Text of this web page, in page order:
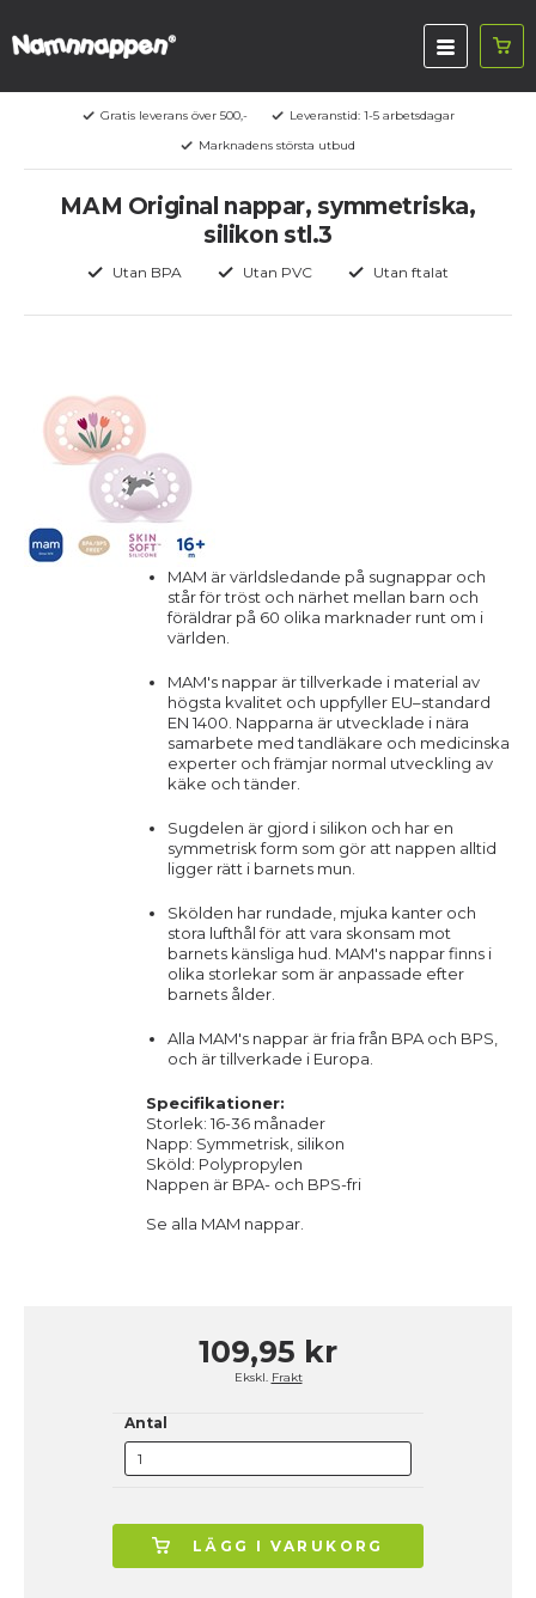
Gratis leverans över 500,-
Leveranstid: 1-5 arbetsdagar
Marknadens största utbud
MAM Original nappar, symmetriska,
silikon stl.3
Utan BPA Utan PVC Utan ftalat
MAM är världsledande på sugnappar och
står för tröst och närhet mellan barn och
föräldrar på 60 olika marknader runt om i
världen.
MAM's nappar är tillverkade i material av
högsta kvalitet och uppfyller EU–standard
EN 1400. Napparna är utvecklade i nära
samarbete med tandläkare och medicinska
experter och främjar normal utveckling av
käke och tänder.
Sugdelen är gjord i silikon och har en
symmetrisk form som gör att nappen alltid
ligger rätt i barnets mun.
Skölden har rundade, mjuka kanter och
stora lufthål för att vara skonsam mot
barnets känsliga hud. MAM's nappar finns i
olika storlekar som är anpassade efter
barnets ålder.
Alla MAM's nappar är fria från BPA och BPS,
och är tillverkade i Europa.
Specifikationer:
Storlek: 16-36 månader
Napp: Symmetrisk, silikon
Sköld: Polypropylen
Nappen är BPA- och BPS-fri
Se alla MAM nappar.
109,95 kr
Ekskl. Frakt
Antal
LÄGG I VARUKORG